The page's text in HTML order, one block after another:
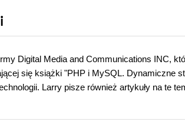
Digital Media and Communications INC,
się książki "PHP i MySQL. Dynamiczne
Larry pisze również artykuły na te